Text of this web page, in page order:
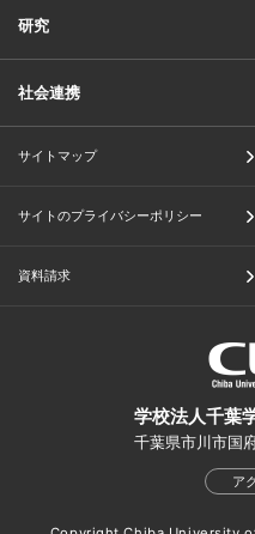
研究
社会連携
サイトマップ
サイトのプライバシーポリシー
資料請求
学校法人千葉
千葉県市川市国
ア